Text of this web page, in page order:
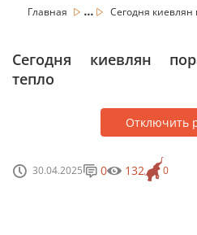
Главная ... Сегодня киевлян
Сегодня киевлян
тепло
Отключить
30.04.2025 0
0 132